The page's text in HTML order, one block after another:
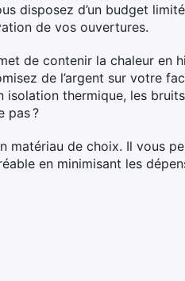
disposez d’un budget
de vos ouvertures.
de contenir la chaleur en
de l’argent sur votre
isolation thermique, les
pas ?
matériau de choix. Il vous
en minimisant les